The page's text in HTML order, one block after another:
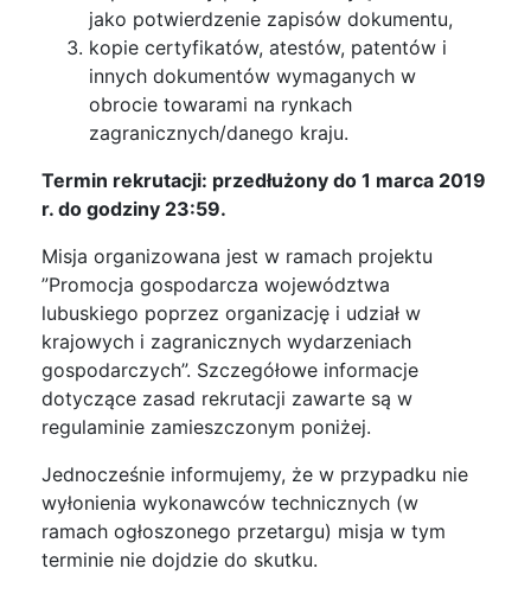
jako potwierdzenie zapisów dokumentu,
kopie certyfikatów, atestów, patentów i
innych dokumentów wymaganych w
obrocie towarami na rynkach
zagranicznych/danego kraju.
Termin rekrutacji: przedłużony do 1 marca 2019
r. do godziny 23:59.
Misja organizowana jest w ramach projektu
”Promocja gospodarcza województwa
lubuskiego poprzez organizację i udział w
krajowych i zagranicznych wydarzeniach
gospodarczych”. Szczegółowe informacje
dotyczące zasad rekrutacji zawarte są w
regulaminie zamieszczonym poniżej.
Jednocześnie informujemy, że w przypadku nie
wyłonienia wykonawców technicznych (w
ramach ogłoszonego przetargu) misja w tym
terminie nie dojdzie do skutku.